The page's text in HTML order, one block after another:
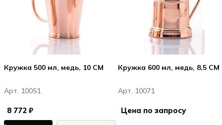
Кружка 500 мл, медь, 10 СМ
Арт. 10051
8 772 ₽
Кружка 600 мл, медь, 8,5 CM
Арт. 10071
Цена по запросу